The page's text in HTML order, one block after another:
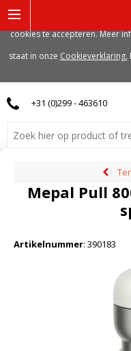
+31 (0)299 - 463610
Mepal Pull
Artikelnummer: 390183
gerelateerde cookies. Voor de
cookies te accepteren. Meer
staat in onze Cookieverklaring.